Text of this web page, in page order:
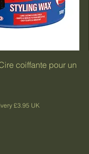
coiffante pour un
£3.95 UK